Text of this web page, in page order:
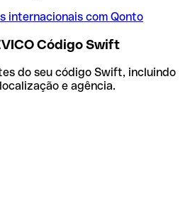
internacionais com Qonto
Código Swift
do seu código Swift, incluindo
e agência.